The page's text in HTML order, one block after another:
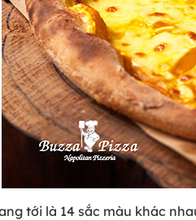
tới là 14 sắc màu khác